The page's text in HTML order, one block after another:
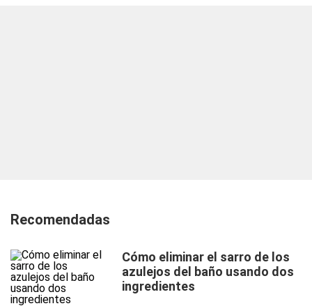
Recomendadas
Cómo eliminar el sarro de los
azulejos del baño usando dos
ingredientes